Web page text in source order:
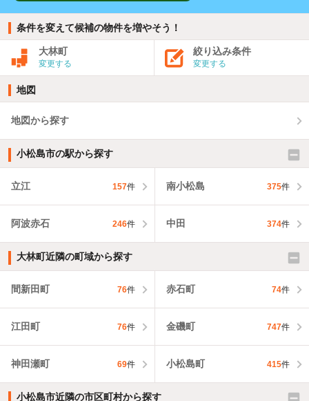
条件を変えて候補の物件を増やそう！
大林町
変更する
絞り込み条件
変更する
地図
地図から探す
小松島市の駅から探す
立江 157件 南小松島 375件
阿波赤石 246件 中田 374件
大林町近隣の町域から探す
間新田町 76件 赤石町 74件
江田町 76件 金磯町 747件
神田瀬町 69件 小松島町 415件
小松島市近隣の市区町村から探す